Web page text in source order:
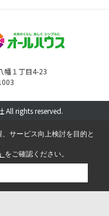
１丁目4-23
All rights reserved.
サービス向上検討を目的と
をご確認ください。